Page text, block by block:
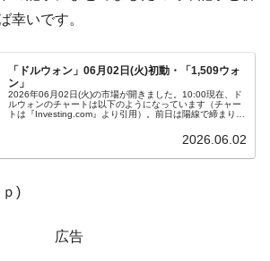
おかぬ
。
半導体『SKハイニックス』2026年2Qの
当期純利益は前年同期比13.4倍に。
･加徳島新国際空港「またも暗礁」の危
出るからできない。
報】韓国株式市場の暴落・本日07月29
サーキットブレイカーの二段コンボ
幸いです。
「ドルウォン」06月02日(火)初動・「1,509ウォ
ン」
2026年06月02日(火)の市場が開きました。10:00現在、ド
ルウォンのチャートは以下のようになっています（チャー
トは『Investing.com』より引用）。前日は陽線で締まりま
2026.06.02
)
広告